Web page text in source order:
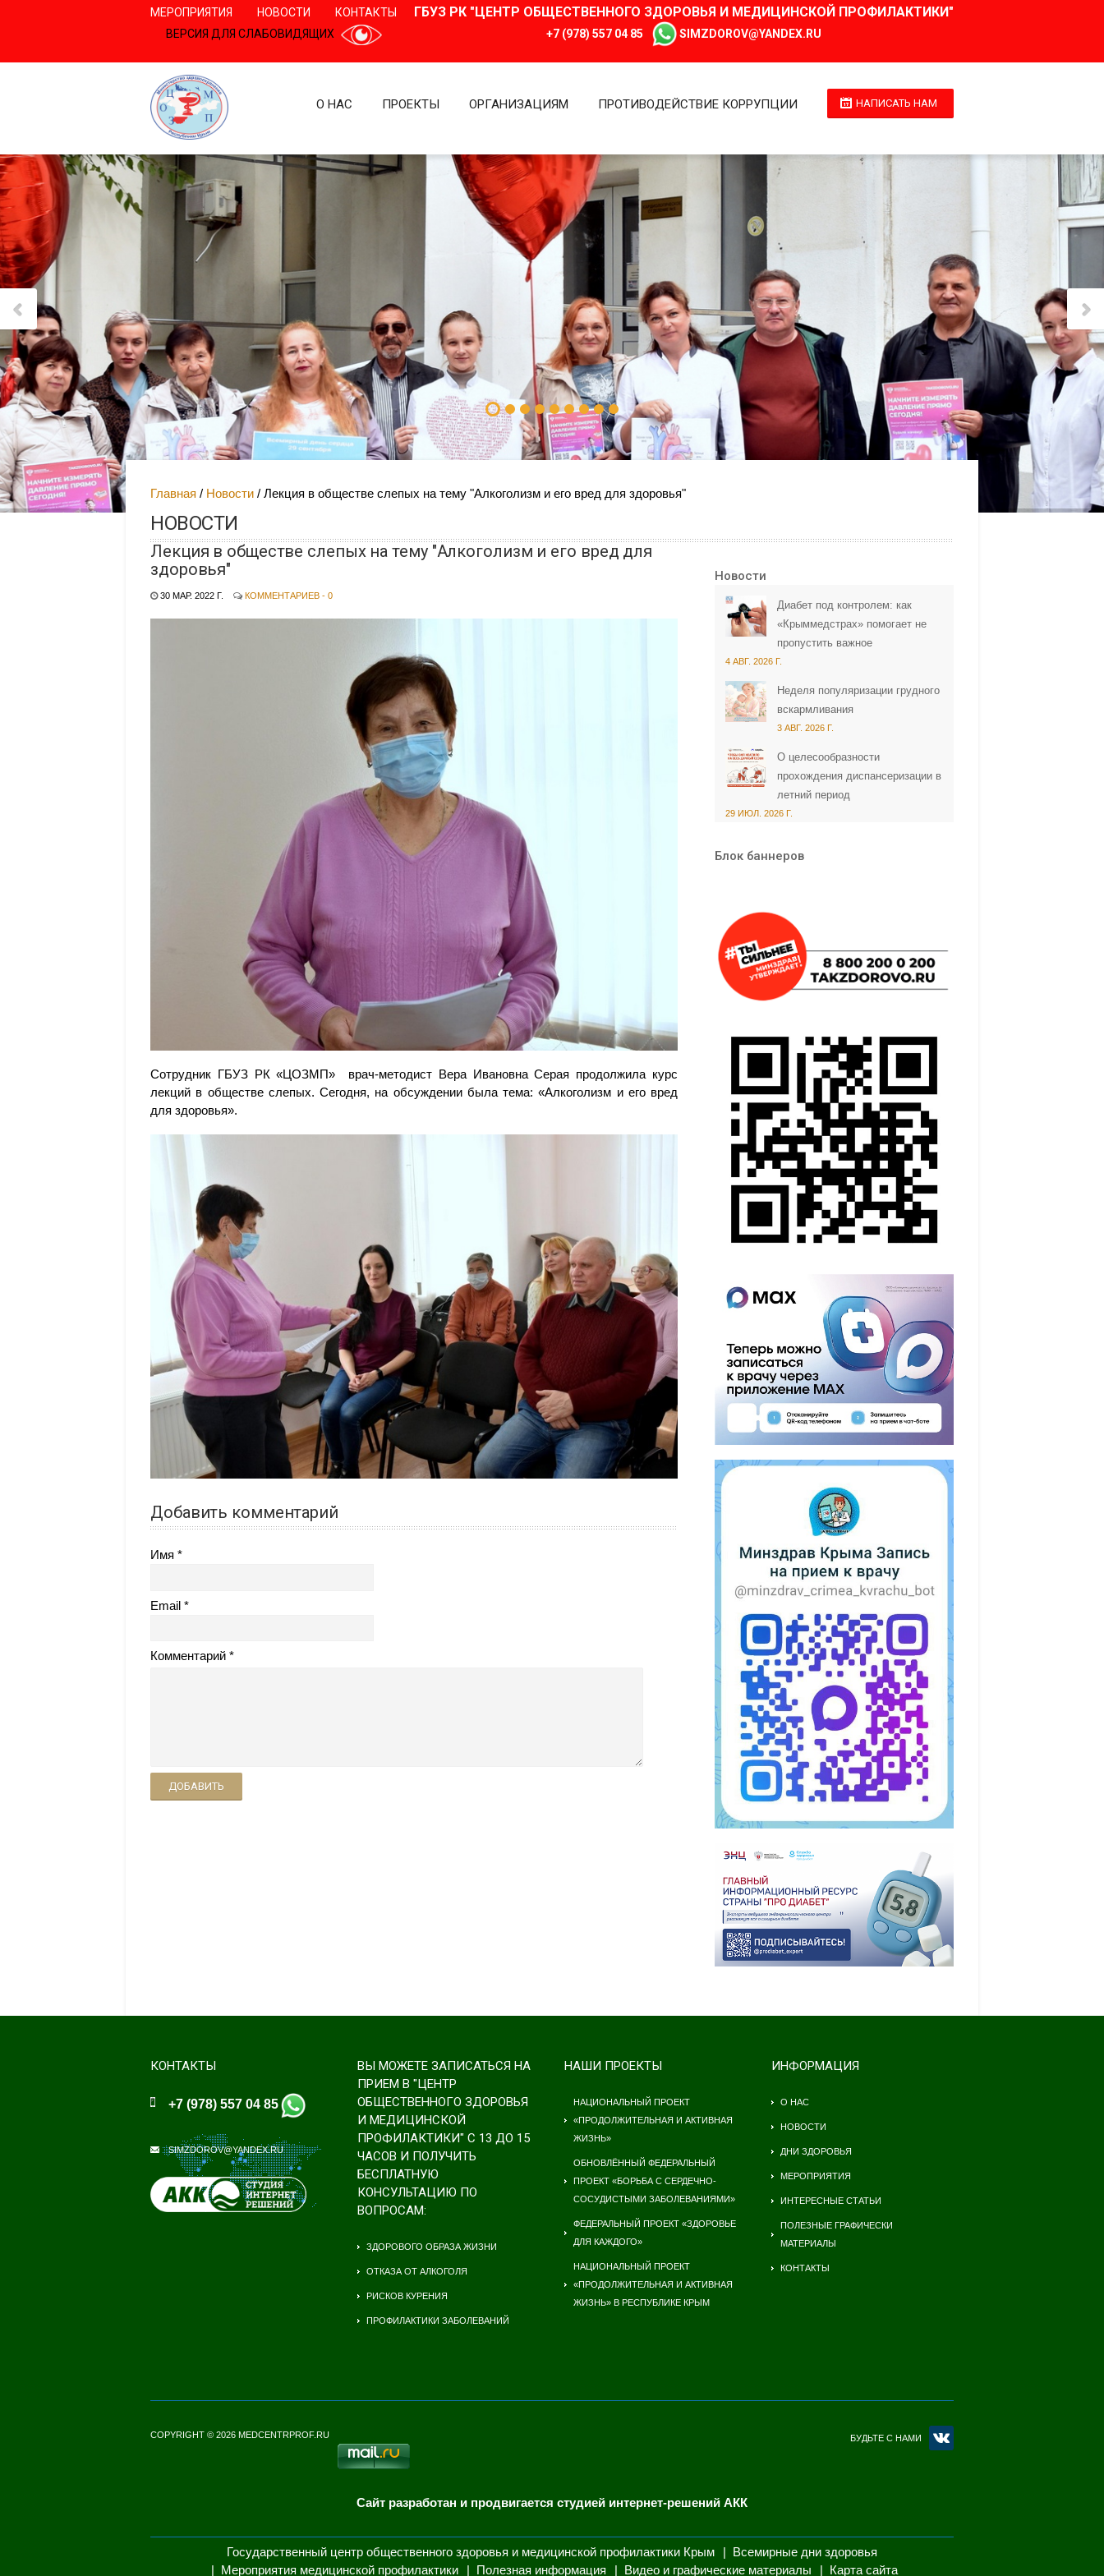
МЕРОПРИЯТИЯ НОВОСТИ
КОНТАКТЫ
ВЕРСИЯ ДЛЯ СЛАБОВИДЯЩИХ
ГБУЗ РК "ЦЕНТР ОБЩЕСТВЕННОГО ЗДОРОВЬЯ И МЕДИЦИНСКОЙ ПРОФИЛАКТИКИ"
+7 (978) 557 04 85 SIMZDOROV@YANDEX.RU
НАПИСАТЬ НАМ
О НАС ПРОЕКТЫ ОРГАНИЗАЦИЯМ ПРОТИВОДЕЙСТВИЕ КОРРУПЦИИ
Главная Новости Лекция в обществе слепых на тему "Алкоголизм и его вред для здоровья"
НОВОСТИ
Лекция в обществе слепых на тему "Алкоголизм и его вред для
здоровья"
30 МАР. 2022 Г. КОММЕНТАРИЕВ - 0
Сотрудник ГБУЗ РК «ЦОЗМП» врач-методист Вера Ивановна Серая продолжила курс
лекций в обществе слепых. Сегодня, на обсуждении была тема: «Алкоголизм и его вред
для здоровья».
Добавить комментарий
Имя
Email
Комментарий
ДОБАВИТЬ
Новости
Диабет под контролем: как
«Крыммедстрах» помогает не
пропустить важное
4 АВГ. 2026 Г.
Неделя популяризации грудного
вскармливания
3 АВГ. 2026 Г.
О целесообразности
прохождения диспансеризации в
летний период
29 ИЮЛ. 2026 Г.
Блок баннеров
КОНТАКТЫ
+7 (978) 557 04 85
SIMZDOROV@YANDEX.RU
ВЫ МОЖЕТЕ ЗАПИСАТЬСЯ НА
ПРИЕМ В "ЦЕНТР
ОБЩЕСТВЕННОГО ЗДОРОВЬЯ
И МЕДИЦИНСКОЙ
ПРОФИЛАКТИКИ" С 13 ДО 15
ЧАСОВ И ПОЛУЧИТЬ
БЕСПЛАТНУЮ
КОНСУЛЬТАЦИЮ ПО
ВОПРОСАМ:
ЗДОРОВОГО ОБРАЗА ЖИЗНИ
ОТКАЗА ОТ АЛКОГОЛЯ
РИСКОВ КУРЕНИЯ
ПРОФИЛАКТИКИ ЗАБОЛЕВАНИЙ
НАШИ ПРОЕКТЫ
НАЦИОНАЛЬНЫЙ ПРОЕКТ
«ПРОДОЛЖИТЕЛЬНАЯ И АКТИВНАЯ
ЖИЗНЬ»
ОБНОВЛЁННЫЙ ФЕДЕРАЛЬНЫЙ
ПРОЕКТ «БОРЬБА С СЕРДЕЧНО-
СОСУДИСТЫМИ ЗАБОЛЕВАНИЯМИ»
ФЕДЕРАЛЬНЫЙ ПРОЕКТ «ЗДОРОВЬЕ
ДЛЯ КАЖДОГО»
НАЦИОНАЛЬНЫЙ ПРОЕКТ
«ПРОДОЛЖИТЕЛЬНАЯ И АКТИВНАЯ
ЖИЗНЬ» В РЕСПУБЛИКЕ КРЫМ
ИНФОРМАЦИЯ
О НАС
НОВОСТИ
ДНИ ЗДОРОВЬЯ
МЕРОПРИЯТИЯ
ИНТЕРЕСНЫЕ СТАТЬИ
ПОЛЕЗНЫЕ ГРАФИЧЕСКИ
МАТЕРИАЛЫ
КОНТАКТЫ
COPYRIGHT © 2026 MEDCENTRPROF.RU БУДЬТЕ С НАМИ
Сайт разработан и продвигается студией интернет-решений АКК
Государственный центр общественного здоровья и медицинской профилактики Крым
Всемирные дни здоровья
Мероприятия медицинской профилактики
Полезная информация Видео и графические материалы Карта сайта